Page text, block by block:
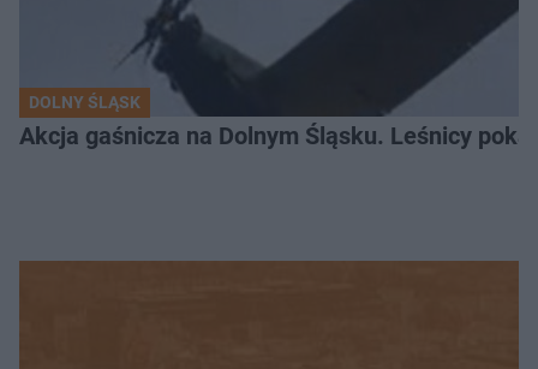
DOLNY ŚLĄSK
Akcja gaśnicza na Dolnym Śląsku. Leśnicy